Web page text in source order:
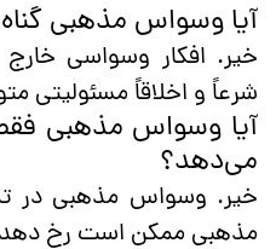
آیا وسواس مذهبی
خیر. افکار وسواسی
شرعاً و اخلاقاً مسئولیتی
آیا وسواس مذهبی
می‌دهد؟
خیر. وسواس مذهبی در
مذهبی ممکن است رخ